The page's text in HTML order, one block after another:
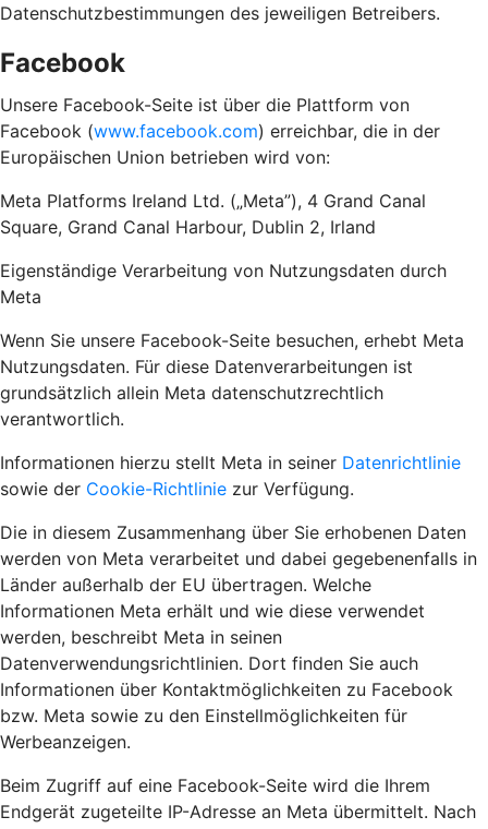
Datenschutzbestimmungen des jeweiligen Betreibers.
Facebook
Unsere Facebook-Seite ist über die Plattform von
Facebook (www.facebook.com) erreichbar, die in der
Europäischen Union betrieben wird von:
Meta Platforms Ireland Ltd. („Meta”), 4 Grand Canal
Square, Grand Canal Harbour, Dublin 2, Irland
Eigenständige Verarbeitung von Nutzungsdaten durch
Meta
Wenn Sie unsere Facebook-Seite besuchen, erhebt Meta
Nutzungsdaten. Für diese Datenverarbeitungen ist
grundsätzlich allein Meta datenschutzrechtlich
verantwortlich.
Informationen hierzu stellt Meta in seiner Datenrichtlinie
sowie der Cookie-Richtlinie zur Verfügung.
Die in diesem Zusammenhang über Sie erhobenen Daten
werden von Meta verarbeitet und dabei gegebenenfalls in
Länder außerhalb der EU übertragen. Welche
Informationen Meta erhält und wie diese verwendet
werden, beschreibt Meta in seinen
Datenverwendungsrichtlinien. Dort finden Sie auch
Informationen über Kontaktmöglichkeiten zu Facebook
bzw. Meta sowie zu den Einstellmöglichkeiten für
Werbeanzeigen.
Beim Zugriff auf eine Facebook-Seite wird die Ihrem
Endgerät zugeteilte IP-Adresse an Meta übermittelt. Nach